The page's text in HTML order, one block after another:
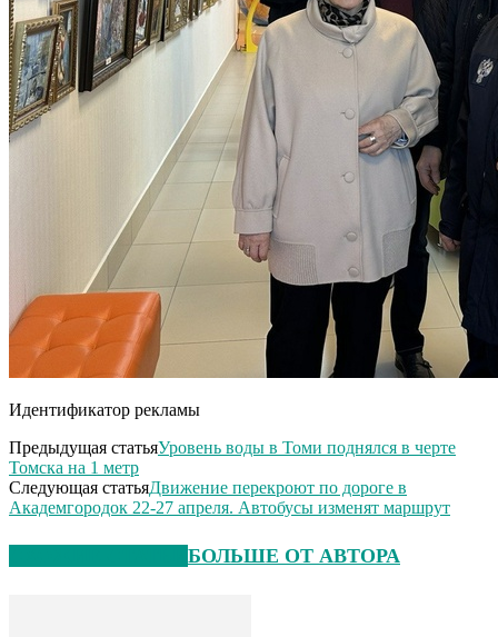
Идентификатор рекламы
Предыдущая статьяУровень воды в Томи поднялся в черте
Томска на 1 метр
Следующая статьяДвижение перекроют по дороге в
Академгородок 22-27 апреля. Автобусы изменят маршрут
БОЛЬШЕ ОТ АВТОРА